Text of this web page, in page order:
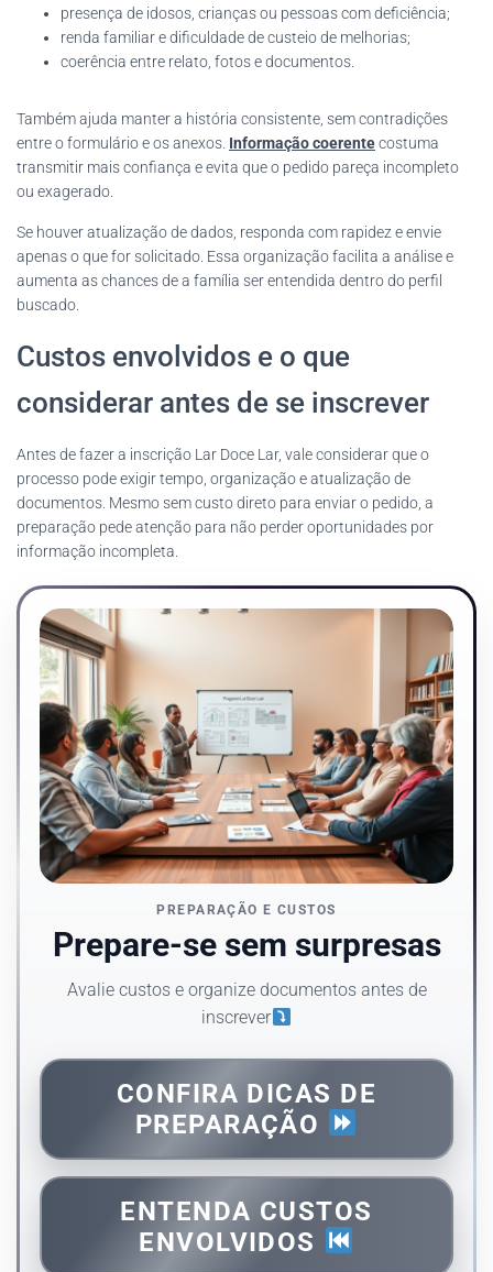
presença de idosos, crianças ou pessoas com deficiência;
renda familiar e dificuldade de custeio de melhorias;
coerência entre relato, fotos e documentos.
Também ajuda manter a história consistente, sem contradições
entre o formulário e os anexos. Informação coerentecostuma
transmitir mais confiança e evita que o pedido pareça incompleto
ou exagerado.
Se houver atualização de dados, responda com rapidez e envie
apenas o que for solicitado. Essa organização facilita a análise e
aumenta as chances de a família ser entendida dentro do perfil
buscado.
Custos envolvidos e o que
considerar antes de se inscrever
Antes de fazer a inscrição Lar Doce Lar, vale considerar que o
processo pode exigir tempo, organização e atualização de
documentos. Mesmo sem custo direto para enviar o pedido, a
preparação pede atenção para não perder oportunidades por
informação incompleta.
PREPARAÇÃO E CUSTOS
Prepare-se sem surpresas
Avalie custos e organize documentos antes de
inscrever
CONFIRA DICAS DE
PREPARAÇÃO
ENTENDA CUSTOS
ENVOLVIDOS